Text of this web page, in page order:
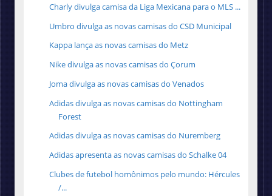
Charly divulga camisa da Liga Mexicana para o MLS ...
Umbro divulga as novas camisas do CSD Municipal
Kappa lança as novas camisas do Metz
Nike divulga as novas camisas do Çorum
Joma divulga as novas camisas do Venados
Adidas divulga as novas camisas do Nottingham
Forest
Adidas divulga as novas camisas do Nuremberg
Adidas apresenta as novas camisas do Schalke 04
Clubes de futebol homônimos pelo mundo: Hércules
/...